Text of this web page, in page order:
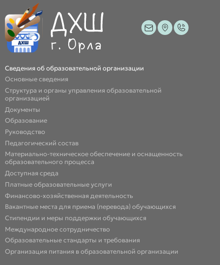
Сведения об образовательной организации
Основные сведения
Структура и органы управления образовательной
организацией
Документы
Образование
Руководство
Педагогический состав
Материально-техническое обеспечение и оснащенность
образовательного процесса
Доступная среда
Платные образовательные услуги
Финансово-хозяйственная деятельность
Вакантные места для приема (перевода) обучающихся
Стипендии и меры поддержки обучающихся
Международное сотрудничество
Образовательные стандарты и требования
Организация питания в образовательной организации